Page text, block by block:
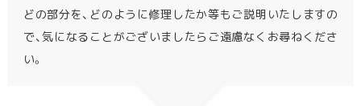
どの部分を、どのように修理したか等もご説明いたしますの
で、気になることがございましたらご遠慮なくお尋ねくださ
い。